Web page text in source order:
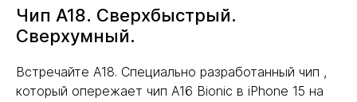
Чип А18. Сверхбыстрый.
Сверхумный.
Встречайте A18. Специально разработанный чип ,
который опережает чип A16 Bionic в iPhone 15 на